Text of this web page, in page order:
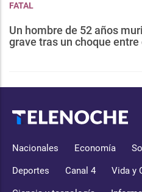
FATAL
Un hombre de 52 años
grave tras un choque
Nacionales Economía
Deportes Canal 4 Vida y